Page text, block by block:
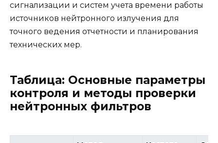
сигнализации и систем учета времени работы
источников нейтронного излучения для
точного ведения отчетности и планирования
технических мер.
Таблица: Основные параметры
контроля и методы проверки
нейтронных фильтров